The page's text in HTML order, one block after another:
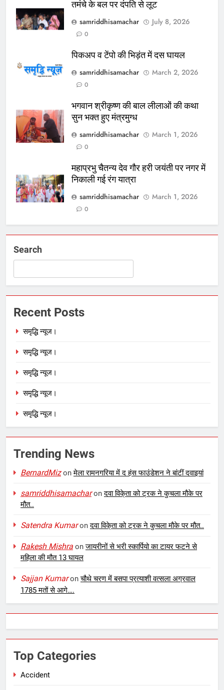
तमंचे के बल पर दंपति से लूट
samriddhisamachar
July 8, 2026
0
पिकअप व टेंपो की भिड़ंत में दस घायल
samriddhisamachar
March 2, 2026
0
भगवान श्रीकृष्ण की बाल लीलाओं की कथा
सुन भक्त हुए मंत्रमुग्ध
samriddhisamachar
March 1, 2026
0
महाप्रभु चैतन्य देव गौर हरी जयंती पर नगर में
निकाली गई रंग यात्रा
samriddhisamachar
March 1, 2026
0
Search
Recent Posts
समृद्धि न्यूज।
समृद्धि न्यूज।
समृद्धि न्यूज।
समृद्धि न्यूज।
समृद्धि न्यूज।
Trending News
BernardMizonमेला रामनगरिया में द हंस फाउंडेशन ने बांटीं दवाइयां
samriddhisamacharonदवा विके्ता को ट्रक ने कुचला मौके पर
मौत..
Satendra Kumaronदवा विके्ता को ट्रक ने कुचला मौके पर मौत..
Rakesh Mishra onजायरीनों से भरी स्कार्पियो का टायर फटने से
महिला की मौत 13 घायल
Sajjan Kumaronचौथे चरण में बसपा प्रत्याशी वत्सला अग्रवाल
1785 मतों से आगे….
Top Categories
Accident